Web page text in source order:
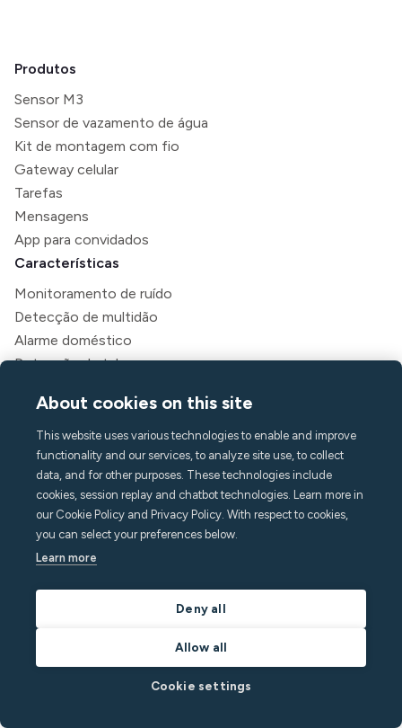
Produtos
Sensor M3
Sensor de vazamento de água
Kit de montagem com fio
Gateway celular
Tarefas
Mensagens
App para convidados
Características
Monitoramento de ruído
Detecção de multidão
Alarme doméstico
Detecção de tabaco
Assistência de chamada
API
Soluções
Anfitriões
Gerentes de aluguel de temporada
Aparthotéis e hotéis
Habitação estudantil
Blog
About cookies on this site
This website uses various technologies to enable and improve
functionality and our services, to analyze site use, to collect
data, and for other purposes. These technologies include
cookies, session replay and chatbot technologies. Learn more in
our Cookie Policy and Privacy Policy. With respect to cookies,
you can select your preferences below.
Learn more
Deny all
Allow all
Cookie settings